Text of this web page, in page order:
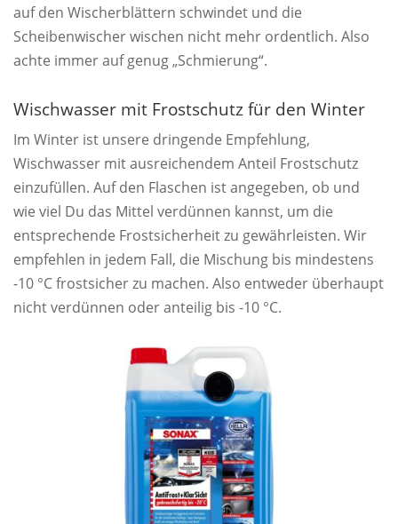
auf den Wischerblättern schwindet und die
Scheibenwischer wischen nicht mehr ordentlich. Also
achte immer auf genug „Schmierung“.
Wischwasser mit Frostschutz für den Winter
Im Winter ist unsere dringende Empfehlung,
Wischwasser mit ausreichendem Anteil Frostschutz
einzufüllen. Auf den Flaschen ist angegeben, ob und
wie viel Du das Mittel verdünnen kannst, um die
entsprechende Frostsicherheit zu gewährleisten. Wir
empfehlen in jedem Fall, die Mischung bis mindestens
-10 °C frostsicher zu machen. Also entweder überhaupt
nicht verdünnen oder anteilig bis -10 °C.